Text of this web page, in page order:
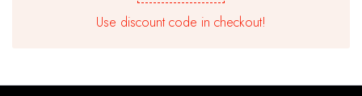
★ Hochwertige Latexballons , geeignet für Luft und
Use discount code in checkout!